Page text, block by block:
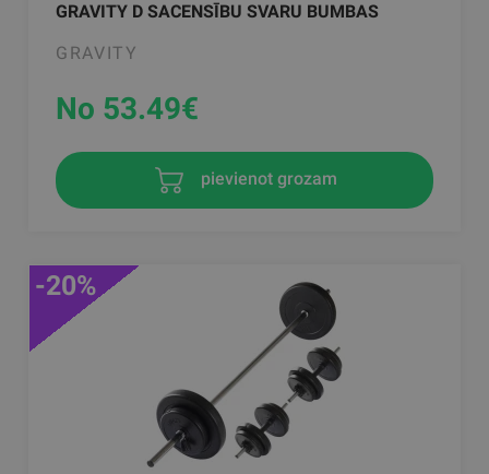
GRAVITY D SACENSĪBU SVARU BUMBAS
GRAVITY
No 53.49€
pievienot grozam
-20%